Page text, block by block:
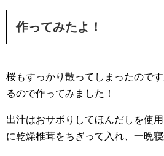
作ってみたよ！
桜もすっかり散ってしまったので
るので作ってみました！
出汁はおサボりしてほんだしを使
に乾燥椎茸をちぎって入れ、一晩寝